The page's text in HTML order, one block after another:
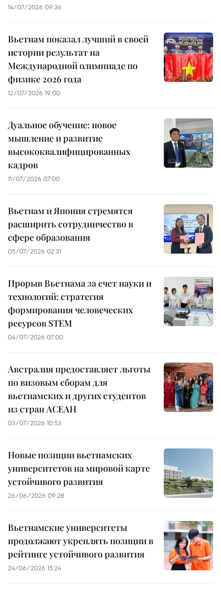
14/07/2026 09:36
Вьетнам показал лучший в своей
истории результат на
Международной олимпиаде по
физике 2026 года
12/07/2026 19:00
Дуальное обучение: новое
мышление и развитие
высококвалифицированных
кадров
11/07/2026 07:00
Вьетнам и Япония стремятся
расширить сотрудничество в
сфере образования
05/07/2026 02:31
Прорыв Вьетнама за счет науки и
технологий: стратегия
формирования человеческих
ресурсов STEM
04/07/2026 07:00
Австралия предоставляет льготы
по визовым сборам для
вьетнамских и других студентов
из стран АСЕАН
03/07/2026 10:53
Новые позиции вьетнамских
университетов на мировой карте
устойчивого развития
26/06/2026 09:28
Вьетнамские университеты
продолжают укреплять позиции в
рейтинге устойчивого развития
24/06/2026 15:24